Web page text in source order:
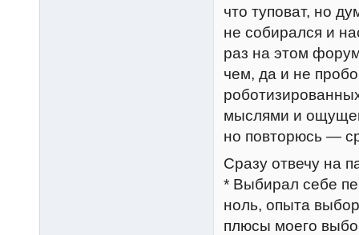
что туповат, но
не собирался и
раз на этом
чем, да и не
мыслями и
но повторюсь —
Сразу отвечу на
* Выбирал себе
ноль, опыта
плюсы моего